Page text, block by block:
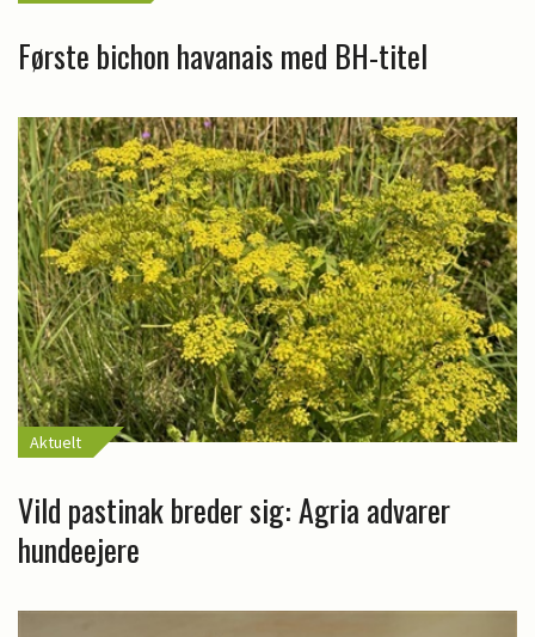
Første bichon havanais med BH-titel
Aktuelt
Vild pastinak breder sig: Agria advarer
hundeejere